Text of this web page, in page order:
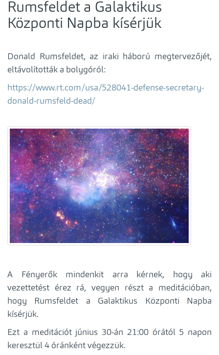
Rumsfeldet a Galaktikus
Központi Napba kísérjük
Donald Rumsfeldet, az iraki háború megtervezőjét,
eltávolították a bolygóról:
https://www.rt.com/usa/528041-defense-secretary-
donald-rumsfeld-dead/
A Fényerők mindenkit arra kérnek, hogy aki
vezettetést érez rá, vegyen részt a meditációban,
hogy Rumsfeldet a Galaktikus Központi Napba
kísérjük.
Ezt a meditációt június 30-án 21:00 órától 5 napon
keresztül 4 óránként végezzük.